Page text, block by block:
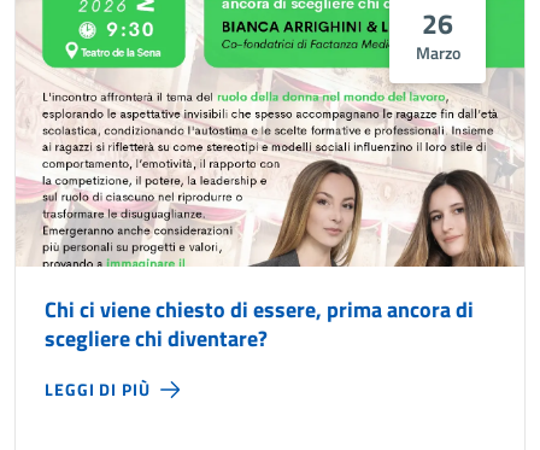
26
Marzo
Chi ci viene chiesto di essere, prima ancora di
scegliere chi diventare?
LEGGI DI PIÙ